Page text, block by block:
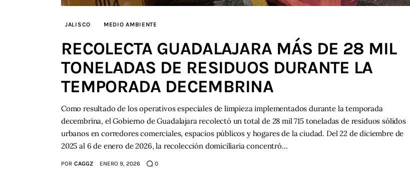
JALISCO MEDIO AMBIENTE
RECOLECTA GUADALAJARA MÁS DE 28 MIL
TONELADAS DE RESIDUOS DURANTE LA
TEMPORADA DECEMBRINA
Como resultado de los operativos especiales de limpieza implementados durante la temporada
decembrina, el Gobierno de Guadalajara recolectó un total de 28 mil 715 toneladas de residuos sólidos
urbanos en corredores comerciales, espacios públicos y hogares de la ciudad. Del 22 de diciembre de
2025 al 6 de enero de 2026, la recolección domiciliaria concentró…
POR CAGGZ ENERO 9, 2026 0